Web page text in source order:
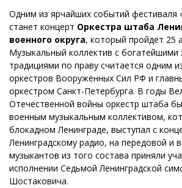
Одним из ярчайших событий
станет концерт Оркестра штаба
военного округа, который пройдет 25
Музыкальный коллектив с
традициями по праву считается одним
оркестров Вооружённых Сил РФ и
оркестром Санкт-Петербурга. В годы
Отечественной войны оркестр штаба
военным музыкальным коллективом,
блокадном Ленинграде, выступал с
Ленинградскому радио, на передовой и
музыкантов из того состава приняли
исполнении Седьмой Ленинградской
Шостаковича.